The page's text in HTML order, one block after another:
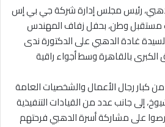
رئيس مجلس إدارة شركة جي بي إس
مستقبل وطن، بحفل زفاف المهندس
غادة الدهبي على الدكتورة ندى
بالقاهرة وسط أجواء راقية
كبار رجال الأعمال والشخصيات العامة
إلى جانب عدد من القيادات التنفيذية
حرصوا على مشاركة أسرة الدهبي فرحتهم